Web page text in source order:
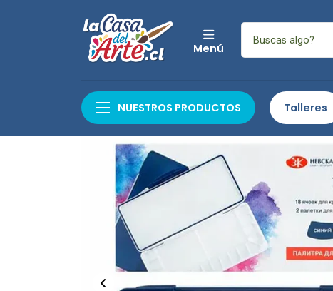
Menú
NUESTROS PRODUCTOS Talleres
Inicio Auxiliares y Complementos Auxiliares